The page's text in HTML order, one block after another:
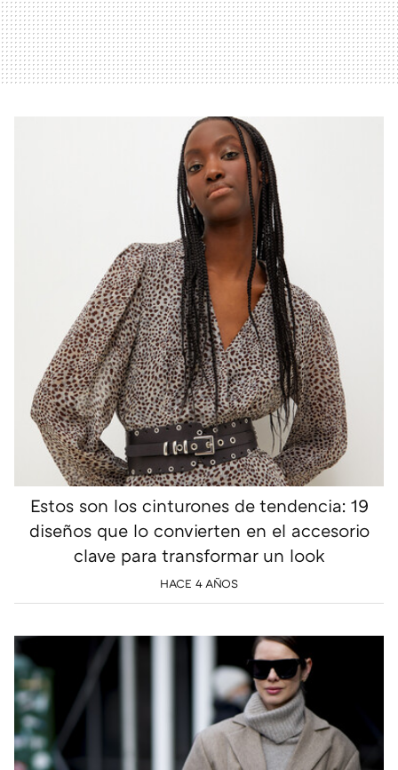
Estos son los cinturones de tendencia: 19
diseños que lo convierten en el accesorio
clave para transformar un look
HACE 4 AÑOS